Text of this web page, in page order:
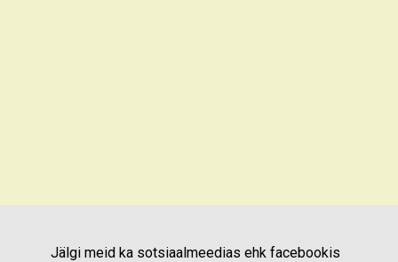
Jälgi meid ka sotsiaalmeedias ehk facebookis